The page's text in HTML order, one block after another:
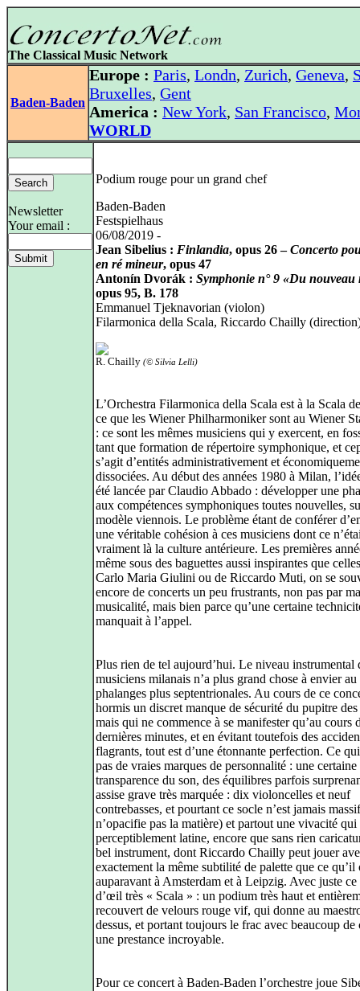
The Classical Music Network
Baden-Baden
Europe : Paris, Londn, Zurich, Geneva,
Bruxelles, Gent
America : New York, San Francisco,
WORLD
Newsletter
Your email :
Podium rouge pour un grand chef
Baden-Baden
Festspielhaus
06/08/2019 -
Jean Sibelius : Finlandia, opus 26 –Concerto
en ré mineur, opus 47
Antonín Dvorák : Symphonie n° 9 «Du nouveau
opus 95, B. 178
Emmanuel Tjeknavorian (violon)
Filarmonica della Scala, Riccardo Chailly
R. Chailly (© Silvia Lelli)
L’Orchestra Filarmonica della Scala est à la Scala
ce que les Wiener Philharmoniker sont au Wiener
: ce sont les mêmes musiciens qui y exercent, en
tant que formation de répertoire symphonique, et
s’agit d’entités administrativement et
dissociées. Au début des années 1980 à Milan,
été lancée par Claudio Abbado : développer une
aux compétences symphoniques toutes nouvelles,
modèle viennois. Le problème étant de conférer
une véritable cohésion à ces musiciens dont ce
vraiment là la culture antérieure. Les premières
même sous des baguettes aussi inspirantes que
Carlo Maria Giulini ou de Riccardo Muti, on se
encore de concerts un peu frustrants, non pas par
musicalité, mais bien parce qu’une certaine
manquait à l’appel.
Plus rien de tel aujourd’hui. Le niveau instrumental
musiciens milanais n’a plus grand chose à envier
phalanges plus septentrionales. Au cours de ce
hormis un discret manque de sécurité du pupitre
mais qui ne commence à se manifester qu’au cours
dernières minutes, et en évitant toutefois des
flagrants, tout est d’une étonnante perfection. Ce
pas de vraies marques de personnalité : une certaine
transparence du son, des équilibres parfois
assise grave très marquée : dix violoncelles et neuf
contrebasses, et pourtant ce socle n’est jamais
n’opacifie pas la matière) et partout une vivacité qui
perceptiblement latine, encore que sans rien
bel instrument, dont Riccardo Chailly peut jouer
exactement la même subtilité de palette que ce qu’il
auparavant à Amsterdam et à Leipzig. Avec juste
d’œil très « Scala » : un podium très haut et
recouvert de velours rouge vif, qui donne au
dessus, et portant toujours le frac avec beaucoup de
une prestance incroyable.
Pour ce concert à Baden-Baden l’orchestre joue